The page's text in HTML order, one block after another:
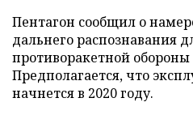
Пентагон сообщил о
дальнего распознавания
противоракетной
Предполагается, что
начнется в 2020 году.